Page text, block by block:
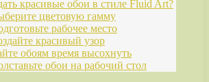
красивые обои в стиле Fluid Art?
цветовую гамму
рабочее место
красивый узор
обоям время высохнуть
обои на рабочий стол